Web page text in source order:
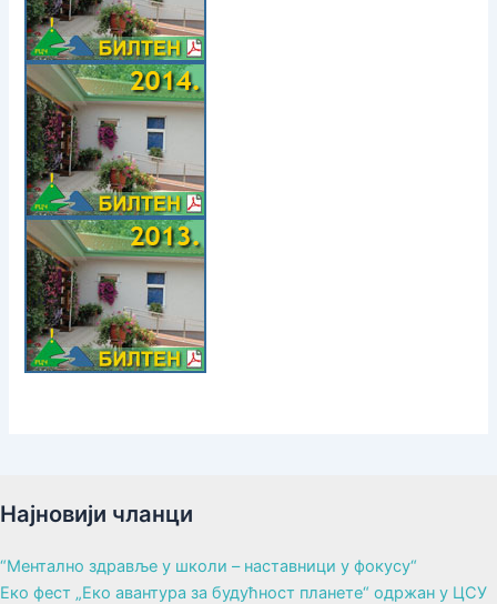
Најновији чланци
“Ментално здравље у школи – наставници у фокусу“
Еко фест „Еко авантура за будућност планете“ одржан у ЦСУ